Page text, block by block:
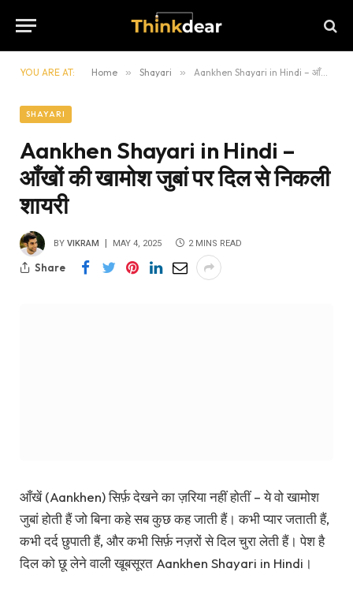
YOU ARE AT: Home » Shayari » Aankhen Shayari in Hindi – आँखों की खामोश जुबां पर दिल से निकली शायरी
SHAYARI
Aankhen Shayari in Hindi –
आँखों की खामोश जुबां पर दिल से निकली
शायरी
BY VIKRAM MAY 4, 2025 2 MINS READ
Share
आँखें (Aankhen) सिर्फ़ देखने का ज़रिया नहीं होतीं – ये वो खामोश
जुबां होती हैं जो बिना कहे सब कुछ कह जाती हैं। कभी प्यार जताती हैं,
कभी दर्द छुपाती हैं, और कभी सिर्फ़ नज़रों से दिल चुरा लेती हैं। पेश है
दिल को छू लेने वाली खूबसूरत Aankhen Shayari in Hindi।